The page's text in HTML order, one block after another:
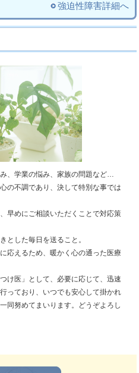
強迫性障害詳細へ
、学業の悩み、家族の問題など…
の不調であり、決して特別な事では
早めにご相談いただくことで対応策
とした毎日を送ること。
応えるため、暖かく心の通った医療
け医」として、必要に応じて、迅速
っており、いつでも安心して掛かれ
同努めてまいります。どうぞよろし